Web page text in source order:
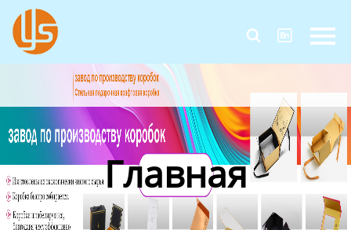
 
Главная
Продукция
О Нас
Контакты Главная